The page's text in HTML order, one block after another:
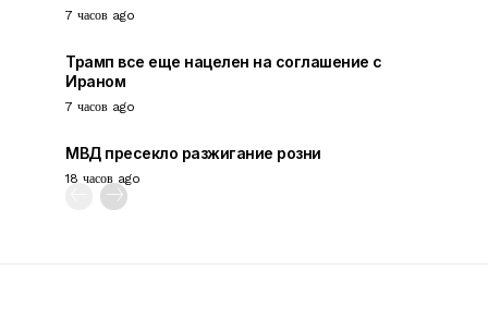
7 часов ago
Трамп все еще нацелен на соглашение с
Ираном
7 часов ago
МВД пресекло разжигание розни
18 часов ago